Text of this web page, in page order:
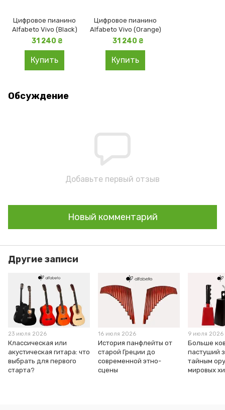
Цифровое пианино
Alfabeto Vivo (Black)
31 240 ₴
Купить
Цифровое пианино
Alfabeto Vivo (Orange)
31 240 ₴
Купить
Обсуждение
Добавьте первый отзыв
Новый комментарий
Другие записи
23 июля 2026
Классическая или
акустическая гитара: что
выбрать для первого
старта?
16 июля 2026
История панфлейты от
старой Греции до
современной этно-
сцены
9 июля 2026
Больше
пастуший
тайным
мировых